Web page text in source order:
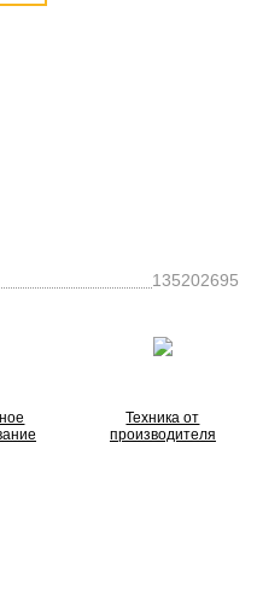
135202695
Техника от
производителя